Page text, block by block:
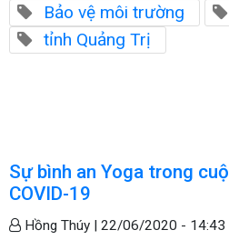
Bảo vệ môi trường
tỉnh Quảng Trị
Sự bình an Yoga trong
COVID-19
Hồng Thúy | 22/06/2020 - 14:43